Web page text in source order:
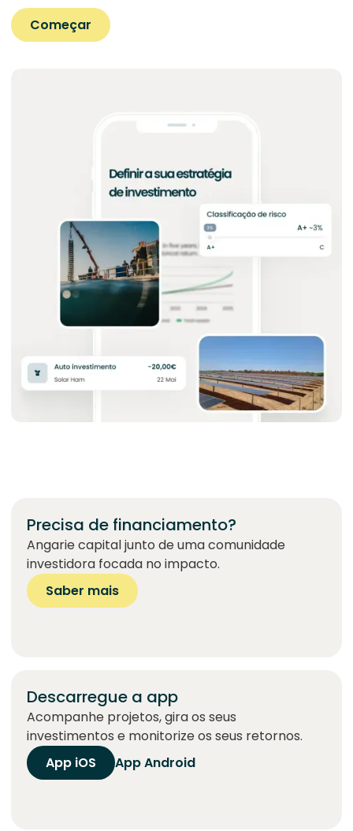
Começar
Precisa de financiamento?
Angarie capital junto de uma comunidade
investidora focada no impacto.
Saber mais
Descarregue a app
Acompanhe projetos, gira os seus
investimentos e monitorize os seus retornos.
App iOS
App Android